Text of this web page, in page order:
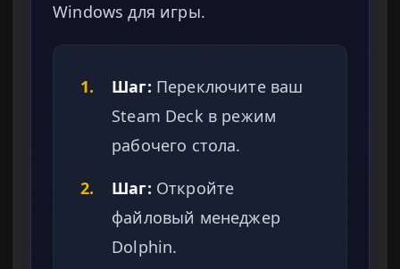
Windows для игры.
1. Шаг: Переключите ваш
Steam Deck в режим
рабочего стола.
2.
Шаг: Откройте
файловый менеджер
Dolphin.